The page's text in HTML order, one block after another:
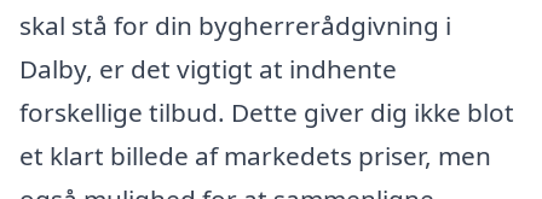
skal stå for din bygherrerådgivning i
Dalby, er det vigtigt at indhente
forskellige tilbud. Dette giver dig ikke blot
et klart billede af markedets priser, men